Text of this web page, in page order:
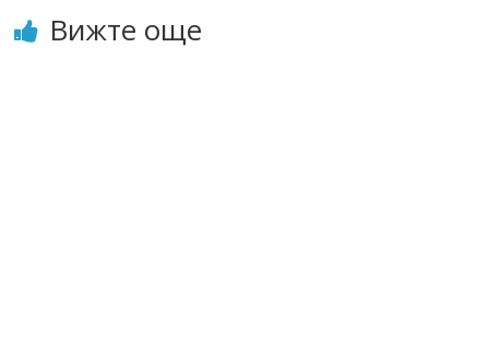
Вижте още